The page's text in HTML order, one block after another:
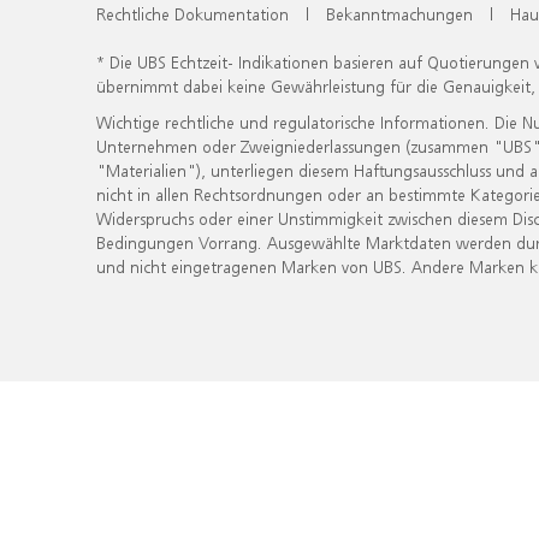
Rechtliche Dokumentation | Bekanntmachungen |
* Die UBS Echtzeit- Indikationen basieren auf
übernimmt dabei keine Gewährleistung für die
Wichtige rechtliche und regulatorische Informationen. Die
Unternehmen oder Zweigniederlassungen (zusammen
"Materialien"), unterliegen diesem Haftungsausschluss
nicht in allen Rechtsordnungen oder an bestimmte
Widerspruchs oder einer Unstimmigkeit zwischen diesem
Bedingungen Vorrang. Ausgewählte Marktdaten werden
und nicht eingetragenen Marken von UBS. Andere Marken